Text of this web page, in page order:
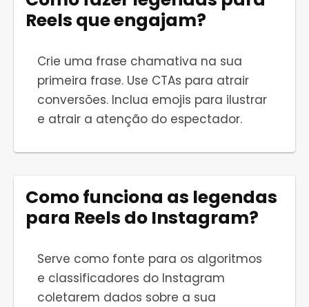
Reels que engajam?
Crie uma frase chamativa na sua
primeira frase. Use CTAs para atrair
conversões. Inclua emojis para ilustrar
e atrair a atenção do espectador.
Como funciona as legendas
para Reels do Instagram?
Serve como fonte para os algoritmos
e classificadores do Instagram
coletarem dados sobre a sua